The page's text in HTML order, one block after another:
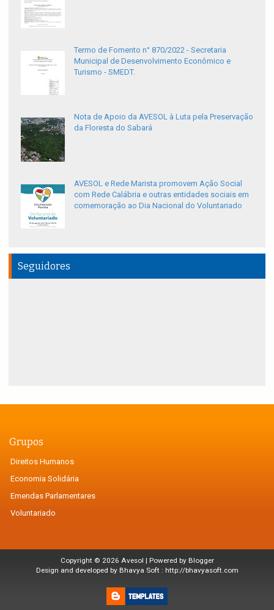
Termo de Fomento n° 870/2022 - Secretaria
Municipal de Desenvolvimento Econômico e
Turismo - SMEDT.
Nota de Apoio da AVESOL à Luta pela Preservação
da Floresta do Sabará
AVESOL e Rede Marista promovem Ação Social
com Rede Calábria e outras entidades sociais em
comemoração ao Dia Nacional do Voluntariado
Seguidores
Grupos
Direitos Humanos
Economia Solidária
Emendas Parlamentares
Voluntariado
Copyright © 2026 Avesol | Powered by Blogger
Design and developed by Bhavya Soft : http://bhavyasoft.com